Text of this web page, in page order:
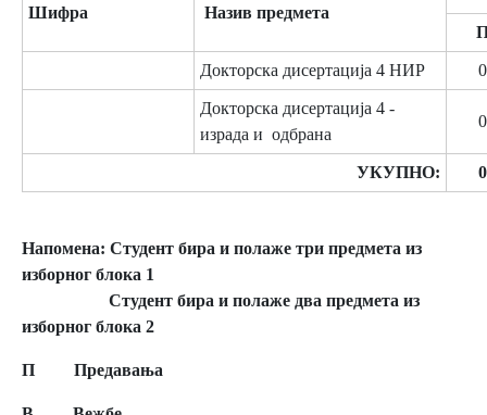
Шифра
Назив предмета
Докторска дисертација 4 НИР 0
Докторска дисертација 4 -
израда и одбрана
0
УКУПНО: 0
Напомена: Студент бира и полаже три предмета из
изборног блока 1
Студент бира и полаже два предмета из
изборног блока 2
П Предавања